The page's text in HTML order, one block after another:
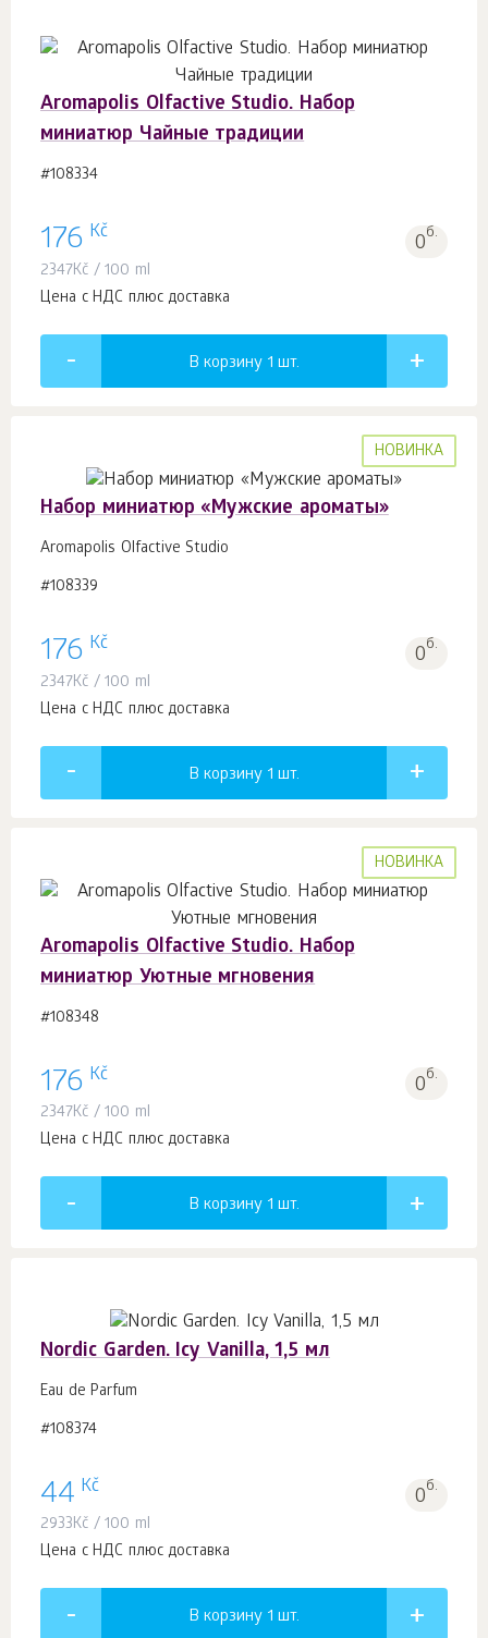
Aromapolis Olfactive Studio. Набор
миниатюр Чайные традиции
#108334
176 Kč 0б.
2347Kč / 100 ml
Цена с НДС плюс доставка
В корзину 1 шт.
НОВИНКА
Набор миниатюр «Мужские ароматы»
Aromapolis Olfactive Studio
#108339
176 Kč 0б.
2347Kč / 100 ml
Цена с НДС плюс доставка
В корзину 1 шт.
НОВИНКА
Aromapolis Olfactive Studio. Набор
миниатюр Уютные мгновения
#108348
176 Kč 0б.
2347Kč / 100 ml
Цена с НДС плюс доставка
В корзину 1 шт.
Nordic Garden. Icy Vanilla, 1,5 мл
Eau de Parfum
#108374
44 Kč 0б.
2933Kč / 100 ml
Цена с НДС плюс доставка
В корзину 1 шт.